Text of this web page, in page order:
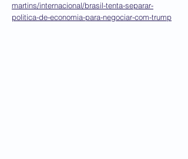
martins/internacional/brasil-tenta-separar-
politica-de-economia-para-negociar-com-trump